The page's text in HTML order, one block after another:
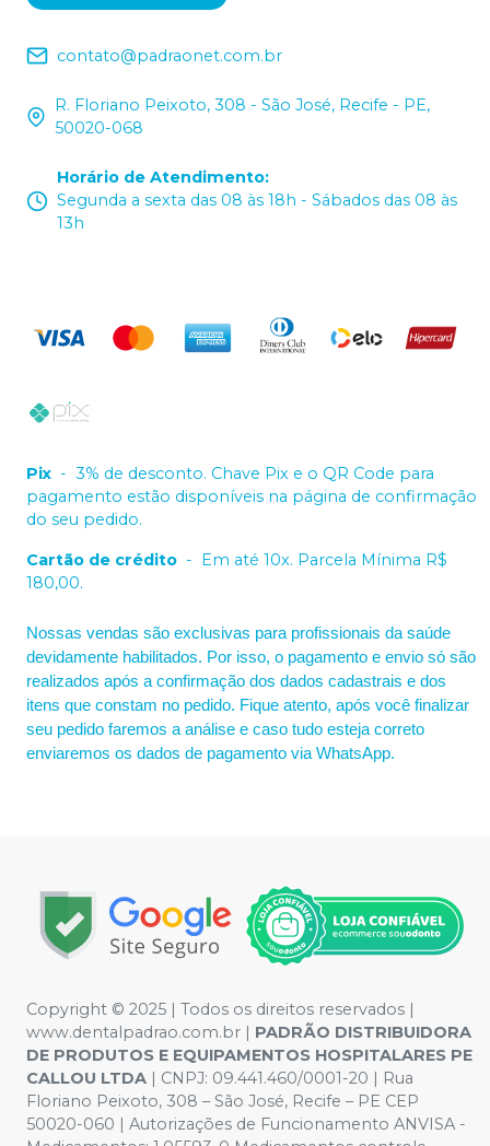
contato@padraonet.com.br
R. Floriano Peixoto, 308 - São José, Recife - PE,
50020-068
Horário de Atendimento:
Segunda a sexta das 08 às 18h - Sábados das 08 às
13h
Pix - 3% de desconto. Chave Pix e o QR Code para
pagamento estão disponíveis na página de confirmação
do seu pedido.
Cartão de crédito - Em até 10x. Parcela Mínima R$
180,00.
Nossas vendas são exclusivas para profissionais da saúde
devidamente habilitados. Por isso, o pagamento e envio só são
realizados após a confirmação dos dados cadastrais e dos
itens que constam no pedido. Fique atento, após você finalizar
seu pedido faremos a análise e caso tudo esteja correto
enviaremos os dados de pagamento via WhatsApp.
Copyright © 2025 | Todos os direitos reservados |
www.dentalpadrao.com.br | PADRÃO DISTRIBUIDORA
DE PRODUTOS E EQUIPAMENTOS HOSPITALARES PE
CALLOU LTDA | CNPJ: 09.441.460/0001-20 | Rua
Floriano Peixoto, 308 – São José, Recife – PE CEP
50020-060 | Autorizações de Funcionamento ANVISA -